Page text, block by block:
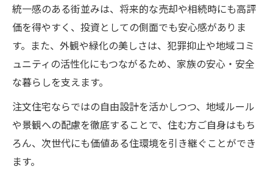
統一感のある街並みは、将来的な売却や相続時にも高評
価を得やすく、投資としての側面でも安心感がありま
す。また、外観や緑化の美しさは、犯罪抑止や地域コミ
ュニティの活性化にもつながるため、家族の安心・安全
な暮らしを支えます。
注文住宅ならではの自由設計を活かしつつ、地域ルール
や景観への配慮を徹底することで、住む方ご自身はもち
ろん、次世代にも価値ある住環境を引き継ぐことができ
ます。